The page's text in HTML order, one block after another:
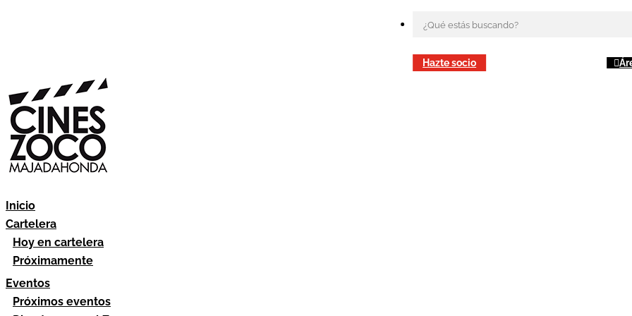
Hazte socio
Inicio
Cartelera
Hoy en cartelera
Próximamente
Eventos
Próximos eventos